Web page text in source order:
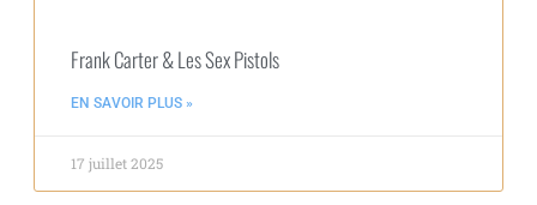
Frank Carter & Les Sex Pistols
EN SAVOIR PLUS »
17 juillet 2025